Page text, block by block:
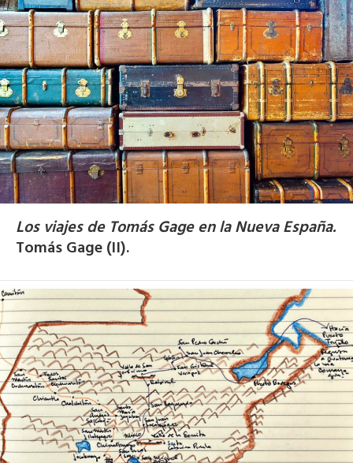
Los viajes de Tomás Gage en la Nueva España.
Tomás Gage (II).